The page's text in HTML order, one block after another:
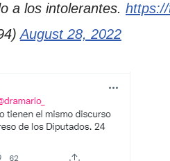
a los intolerantes.
August 28, 2022